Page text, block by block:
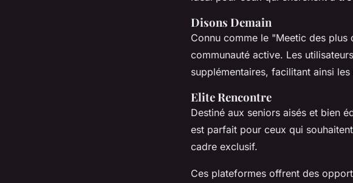
Disons Demain
Connu comme le "Meetic des
communauté active. Les
supplémentaires, facilitant ainsi les
Elite Rencontre
Destiné aux seniors aisés et bien
est parfait pour ceux qui souhaitent
cadre exclusif.
Ces plateformes offrent des